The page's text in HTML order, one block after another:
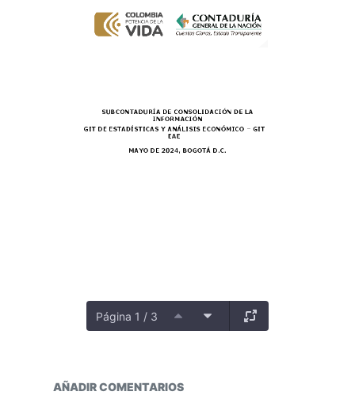
Página 1 / 3
Notas Metodológicas
AÑADIR COMENTARIOS